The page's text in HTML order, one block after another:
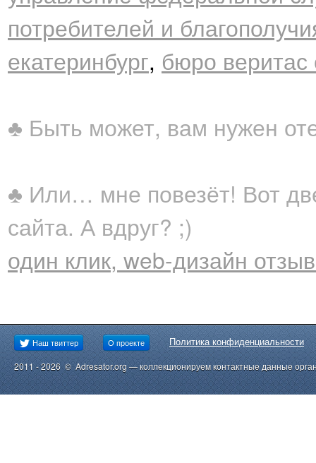
потребителей и
екатеринбург, бюро веритас
♣ Быть может, вам нужен
♣ Или… мне повезёт! Вот
сайта. А вдруг? ;)
один клик, web-дизайн
Наш твиттер О проекте Политика конфиденциальности
2011 - 2026 © Adresator.org — коллекционируем контактные данные